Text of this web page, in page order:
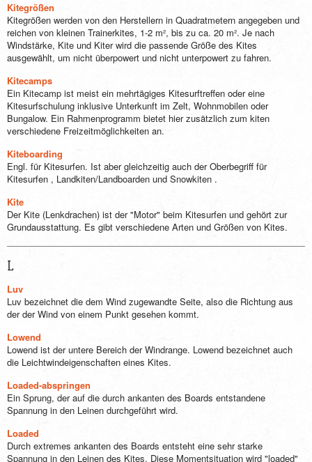
Kitegrößen
Kitegrößen werden von den Herstellern in Quadratmetern angegeben und
reichen von kleinen Trainerkites, 1-2 m², bis zu ca. 20 m². Je nach
Windstärke, Kite und Kiter wird die passende Größe des Kites
ausgewählt, um nicht überpowert und nicht unterpowert zu fahren.
Kitecamps
Ein Kitecamp ist meist ein mehrtägiges Kitesurftreffen oder eine
Kitesurfschulung inklusive Unterkunft im Zelt, Wohnmobilen oder
Bungalow. Ein Rahmenprogramm bietet hier zusätzlich zum kiten
verschiedene Freizeitmöglichkeiten an.
Kiteboarding
Engl. für Kitesurfen. Ist aber gleichzeitig auch der Oberbegriff für
Kitesurfen , Landkiten/Landboarden und Snowkiten .
Kite
Der Kite (Lenkdrachen) ist der "Motor" beim Kitesurfen und gehört zur
Grundausstattung. Es gibt verschiedene Arten und Größen von Kites.
L
Luv
Luv bezeichnet die dem Wind zugewandte Seite, also die Richtung aus
der der Wind von einem Punkt gesehen kommt.
Lowend
Lowend ist der untere Bereich der Windrange. Lowend bezeichnet auch
die Leichtwindeigenschaften eines Kites.
Loaded-abspringen
Ein Sprung, der auf die durch ankanten des Boards entstandene
Spannung in den Leinen durchgeführt wird.
Loaded
Durch extremes ankanten des Boards entsteht eine sehr starke
Spannung in den Leinen des Kites. Diese Momentsituation wird "loaded"